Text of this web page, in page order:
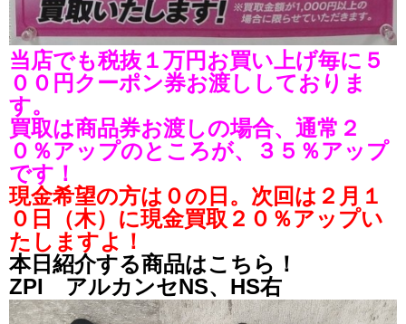
当店でも税抜１万円お買い上げ毎に５
００円クーポン券お渡ししておりま
す。
買取は商品券お渡しの場合、通常２
０％アップのところが、３５％アップ
です！
現金希望の方は０の日。次回は２月１
０日（木）に現金買取２０％アップい
たしますよ！
本日紹介する商品はこちら！
ZPI アルカンセNS、HS右